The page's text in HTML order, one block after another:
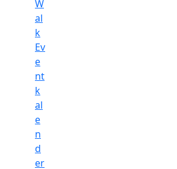
W
al
k
Ev
e
nt
k
al
e
n
d
er